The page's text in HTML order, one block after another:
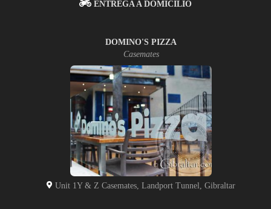
ENTREGA A DOMICILIO
DOMINO'S PIZZA
Casemates
Unit 1Y & Z Casemates, Landport Tunnel, Gibraltar